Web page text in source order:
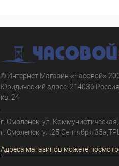
© Интернет Магазин «Часовой»
Юридический адрес: 214036
кв. 24.
г. Смоленск, ул.
г. Смоленск, ул.25 Сентября
Адреса магазинов можете